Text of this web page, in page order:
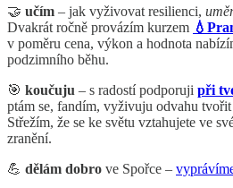
🤝 učím – jak vyživovat resilienci,
Dvakrát ročně provázím kurzem
v poměru cena, výkon a hodnota
podzimního běhu.
🎯 koučuju – s radostí podporuji při
ptám se, fandím, vyživuju odvahu tvořit
Střežím, že se ke světu vztahujete ve
zranění.
💪 dělám dobro ve Spořce –